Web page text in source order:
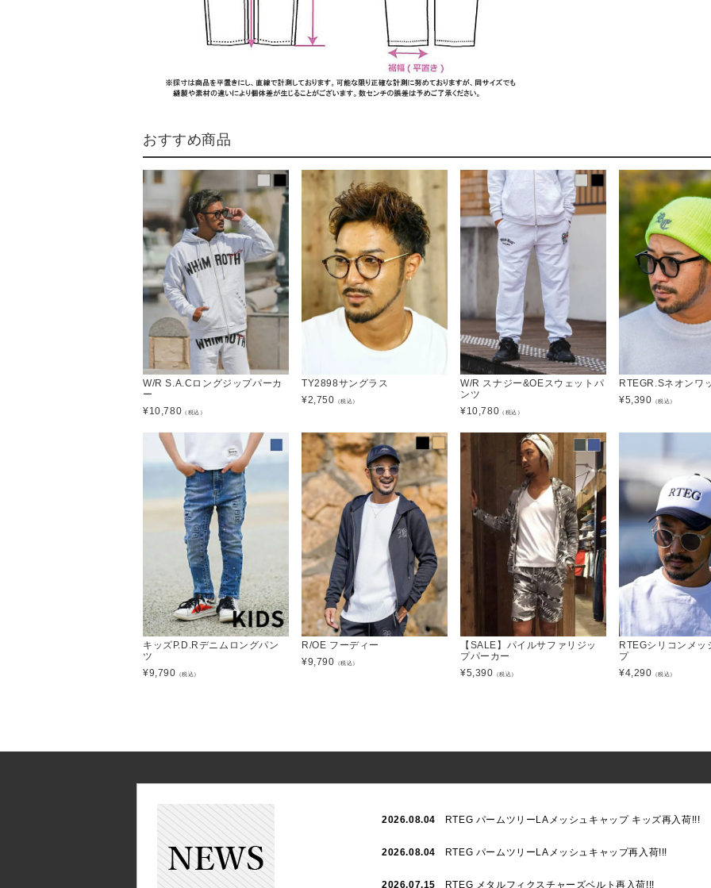
おすすめ商品
W/R S.A.Cロングジップパーカ
ー
¥10,780 （税込）
TY2898サングラス
¥2,750 （税込）
W/R スナジー&OEスウェットパ
ンツ
¥10,780 （税込）
RTEGR.Sネオンワ
¥5,390 （税込）
キッズP.D.Rデニムロングパン
ツ
¥9,790 （税込）
R/OE フーディー
¥9,790 （税込）
【SALE】パイルサファリジッ
プパーカー
¥5,390 （税込）
RTEGシリコンメッ
プ
¥4,290 （税込）
2026.08.04 RTEG パームツリーLAメッシュキャップ キッズ再入荷!!!
2026.08.04 RTEG パームツリーLAメッシュキャップ再入荷!!!
2026.07.15 RTEG メタルフィクスチャーズベルト再入荷!!!